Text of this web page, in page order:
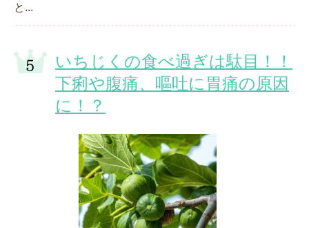
と...
いちじくの食べ過ぎは駄目！！
下痢や腹痛、嘔吐に胃痛の原因
に！？